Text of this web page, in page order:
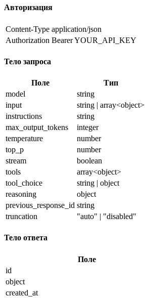
Авторизация
Content-Type application/json
Authorization Bearer YOUR_API_KEY
Тело запроса
Поле Тип
model
string
input
string | array<object>
instructions
string
max_output_tokens
integer
temperature
number
top_p
number
stream
boolean
tools
array<object>
tool_choice
string | object
reasoning
object
previous_response_id string
truncation
"auto" | "disabled"
Тело ответа
Поле
id
object
created_at